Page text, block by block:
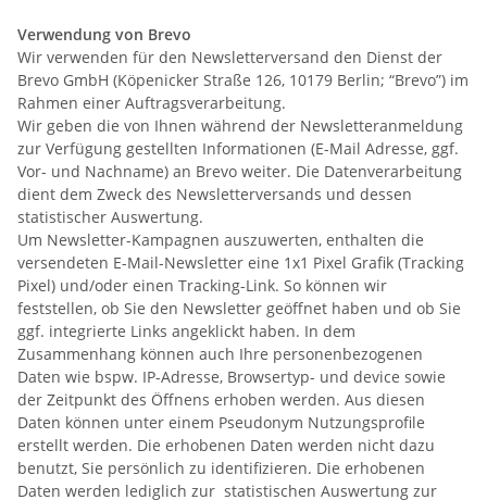
Verwendung von Brevo
Wir verwenden für den Newsletterversand den Dienst der
Brevo GmbH (Köpenicker Straße 126, 10179 Berlin; “Brevo”) im
Rahmen einer Auftragsverarbeitung.
Wir geben die von Ihnen während der Newsletteranmeldung
zur Verfügung gestellten Informationen (E-Mail Adresse, ggf.
Vor- und Nachname) an Brevo weiter. Die Datenverarbeitung
dient dem Zweck des Newsletterversands und dessen
statistischer Auswertung.
Um Newsletter-Kampagnen auszuwerten, enthalten die
versendeten E-Mail-Newsletter eine 1x1 Pixel Grafik (Tracking
Pixel) und/oder einen Tracking-Link. So können wir
feststellen, ob Sie den Newsletter geöffnet haben und ob Sie
ggf. integrierte Links angeklickt haben. In dem
Zusammenhang können auch Ihre personenbezogenen
Daten wie bspw. IP-Adresse, Browsertyp- und device sowie
der Zeitpunkt des Öffnens erhoben werden. Aus diesen
Daten können unter einem Pseudonym Nutzungsprofile
erstellt werden. Die erhobenen Daten werden nicht dazu
benutzt, Sie persönlich zu identifizieren. Die erhobenen
Daten werden lediglich zur statistischen Auswertung zur